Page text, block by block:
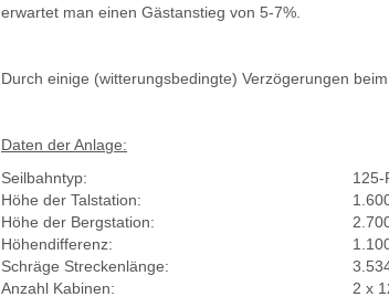
erwartet man einen Gästanstieg von 5-7%.
Durch einige (witterungsbedingte) Verzögerungen
Daten der Anlage:
Seilbahntyp:
125-
Höhe der Talstation:
Höhe der Bergstation:
Höhendifferenz:
Schräge Streckenlänge:
Anzahl Kabinen:
2 x